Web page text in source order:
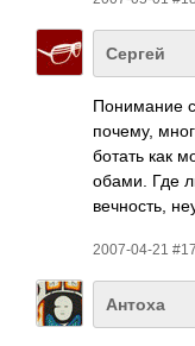
Сергей
Пони­мание
почему,
ботать как
обами. Где
вечн­ость,
2007-04-21
Антоха